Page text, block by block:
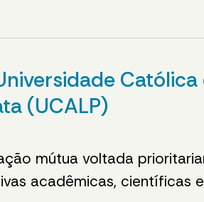
Católica
(UCALP)
mútua voltada
acadêmicas, científicas